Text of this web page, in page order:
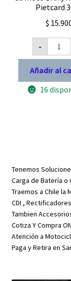
Pietcard
$
-
CDI
de
moto
DAX
y
Añadir al
16
Tenemos
Carga de Batería o
Traemos a Chile la
CDI ,
Tambien
Cotiza Y Compra
Atención a
Paga y Retira en